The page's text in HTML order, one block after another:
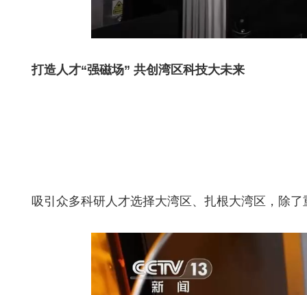
打造人才“强磁场” 共创湾区科技大未来
吸引众多科研人才选择大湾区、扎根大湾区，除